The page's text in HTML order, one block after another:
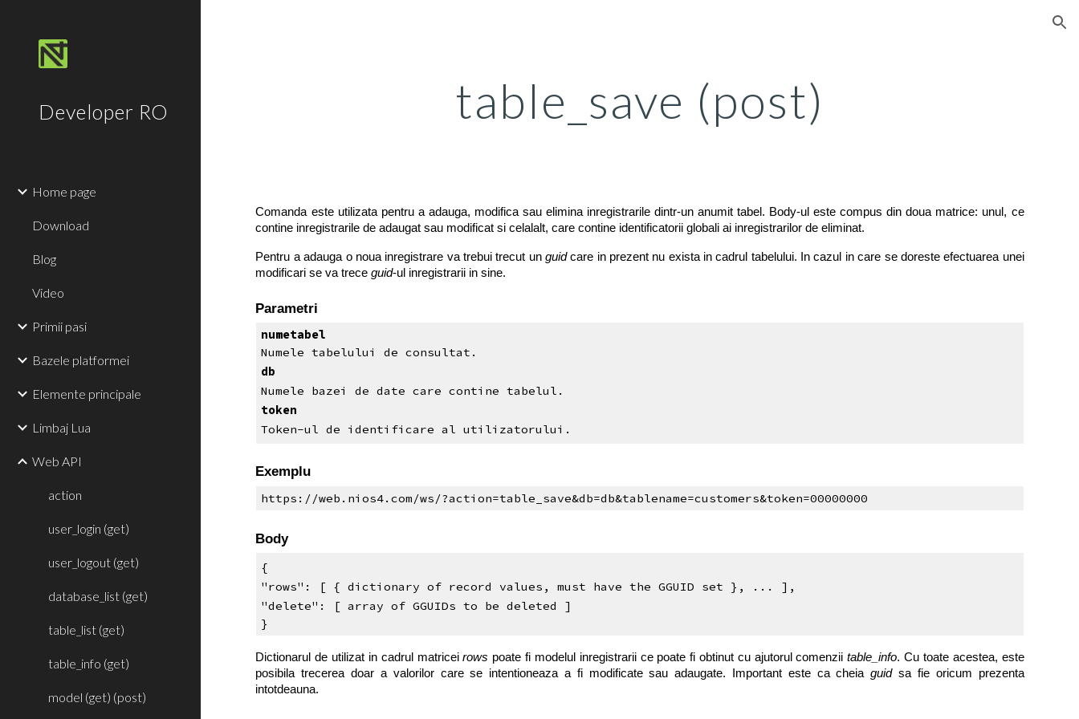
Developer RO
Home page
Download
Blog
Video
Primii pasi
Bazele platformei
Elemente principale
Limbaj Lua
Web API
action
user_login (get)
user_logout (get)
database_list (get)
table_list (get)
table_info (get)
model (get) (post)
table_save (post)
Comanda este utilizata pentru a adauga, modifica sau elimina inregistrarile dintr-un anumit tabel. Body-ul este compus din doua matrice: unul, ce
contine inregistrarile de adaugat sau modificat si celalalt, care contine identificatorii globali ai inregistrarilor de eliminat.
Pentru a adauga o noua inregistrare va trebui trecut un guidcare in prezent nu exista in cadrul tabelului. In cazul in care se doreste efectuarea unei
modificari se va treceguid-ul inregistrarii in sine.
Parametri
numetabel
Numele tabelului de consultat.
db
Numele bazei de date care contine tabelul.
token
Token-ul de identificare al utilizatorului.
Exemplu
https://web.nios4.com/ws/?action=table_save&db=db&tablename=customers&token=00000000
Body
{
"rows": [ { dictionary of record values, must have the GGUID set }, ... ],
"delete": [ array of GGUIDs to be deleted ]
}
Dictionarul de utilizat in cadrul matriceirows poate fi modelul inregistrarii ce poate fi obtinut cu ajutorul comenziitable_info. Cu toate acestea, este
posibila trecerea doar a valorilor care se intentioneaza a fi modificate sau adaugate. Important este ca cheiaguidsa fie oricum prezenta
intotdeauna.